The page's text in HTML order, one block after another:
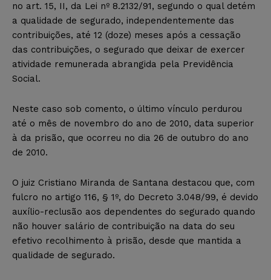
no art. 15, II, da Lei nº 8.2132/91, segundo o qual detém
a qualidade de segurado, independentemente das
contribuições, até 12 (doze) meses após a cessação
das contribuições, o segurado que deixar de exercer
atividade remunerada abrangida pela Previdência
Social.
Neste caso sob comento, o último vínculo perdurou
até o mês de novembro do ano de 2010, data superior
à da prisão, que ocorreu no dia 26 de outubro do ano
de 2010.
O juiz Cristiano Miranda de Santana destacou que, com
fulcro no artigo 116, § 1º, do Decreto 3.048/99, é devido
auxílio-reclusão aos dependentes do segurado quando
não houver salário de contribuição na data do seu
efetivo recolhimento à prisão, desde que mantida a
qualidade de segurado.